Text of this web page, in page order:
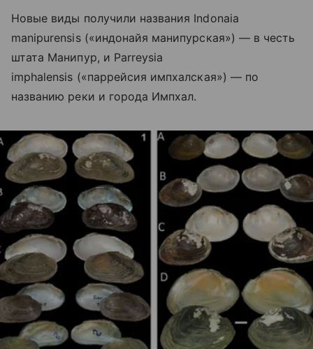
Новые виды получили названия Indonaia
manipurensis («индонайя манипурская») — в честь
штата Манипур, и Parreysia
imphalensis («паррейсия импхалская») — по
названию реки и города Импхал.